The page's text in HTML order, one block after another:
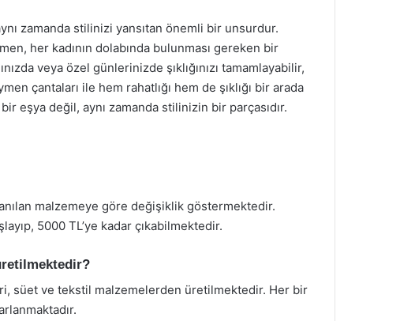
zamanda stilinizi yansıtan önemli bir unsurdur.
her kadının dolabında bulunması gereken bir
veya özel günlerinizde şıklığınızı tamamlayabilir,
çantaları ile hem rahatlığı hem de şıklığı bir arada
eşya değil, aynı zamanda stilinizin bir parçasıdır.
malzemeye göre değişiklik göstermektedir.
5000 TL’ye kadar çıkabilmektedir.
süet ve tekstil malzemelerden üretilmektedir. Her bir